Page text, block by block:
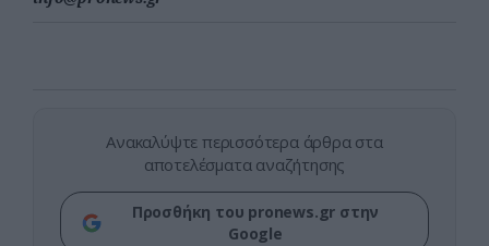
Ανακαλύψτε περισσότερα άρθρα στα
αποτελέσματα αναζήτησης
Προσθήκη του pronews.gr στην
Google